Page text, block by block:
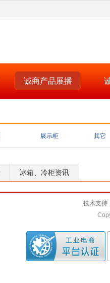
诚商产品展播
展示柜 其它
冰箱、冷柜资讯
技术支持